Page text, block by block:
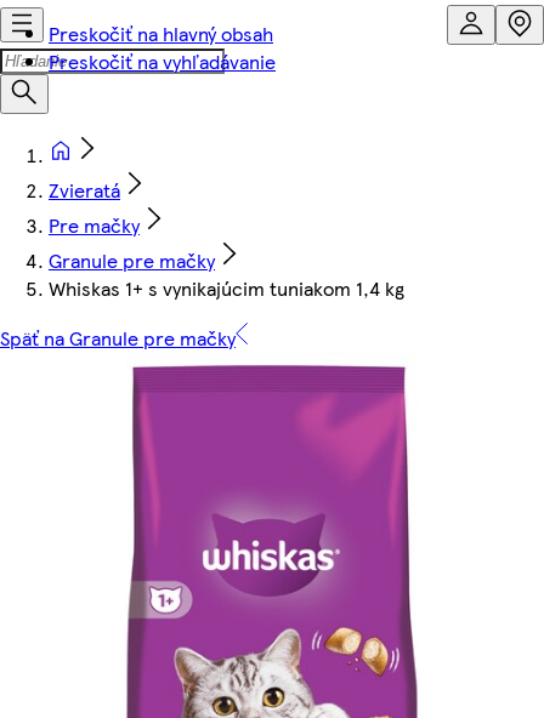
Preskočiť na hlavný obsah
Preskočiť na vyhľadávanie
Zvieratá
Pre mačky
Granule pre mačky
Whiskas 1+ s vynikajúcim tuniakom 1,4 kg
Späť na Granule pre mačky